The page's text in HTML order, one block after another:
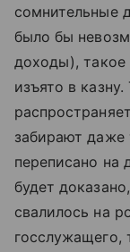
сомнительные
было бы
доходы),
изъято в
забирают
переписано на
будет
свалилось на
госслужащего,